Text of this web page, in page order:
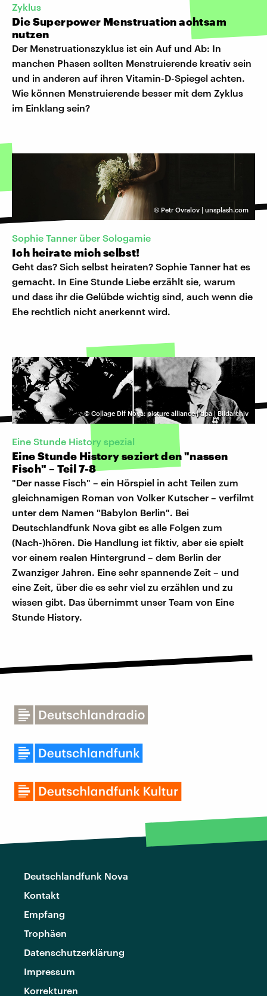
Zyklus
Die Superpower Menstruation achtsam
nutzen
Der Menstruationszyklus ist ein Auf und Ab: In
manchen Phasen sollten Menstruierende kreativ sein
und in anderen auf ihren Vitamin-D-Spiegel achten.
Wie können Menstruierende besser mit dem Zyklus
im Einklang sein?
© Petr Ovralov | unsplash.com
Sophie Tanner über Sologamie
Ich heirate mich selbst!
Geht das? Sich selbst heiraten? Sophie Tanner hat es
gemacht. In Eine Stunde Liebe erzählt sie, warum
und dass ihr die Gelübde wichtig sind, auch wenn die
Ehe rechtlich nicht anerkennt wird.
© Collage Dlf Nova: picture alliance | dpa | Bildarchiv
Eine Stunde History spezial
Eine Stunde History seziert den "nassen
Fisch" – Teil 7-8
"Der nasse Fisch" – ein Hörspiel in acht Teilen zum
gleichnamigen Roman von Volker Kutscher – verfilmt
unter dem Namen "Babylon Berlin". Bei
Deutschlandfunk Nova gibt es alle Folgen zum
(Nach-)hören. Die Handlung ist fiktiv, aber sie spielt
vor einem realen Hintergrund – dem Berlin der
Zwanziger Jahren. Eine sehr spannende Zeit – und
eine Zeit, über die es sehr viel zu erzählen und zu
wissen gibt. Das übernimmt unser Team von Eine
Stunde History.
Deutschlandfunk Nova
Kontakt
Empfang
Trophäen
Datenschutzerklärung
Impressum
Korrekturen